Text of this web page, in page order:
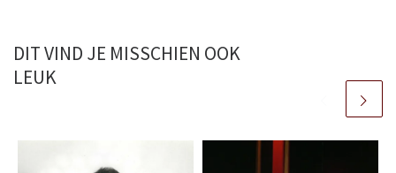
DIT VIND JE MISSCHIEN OOK
LEUK